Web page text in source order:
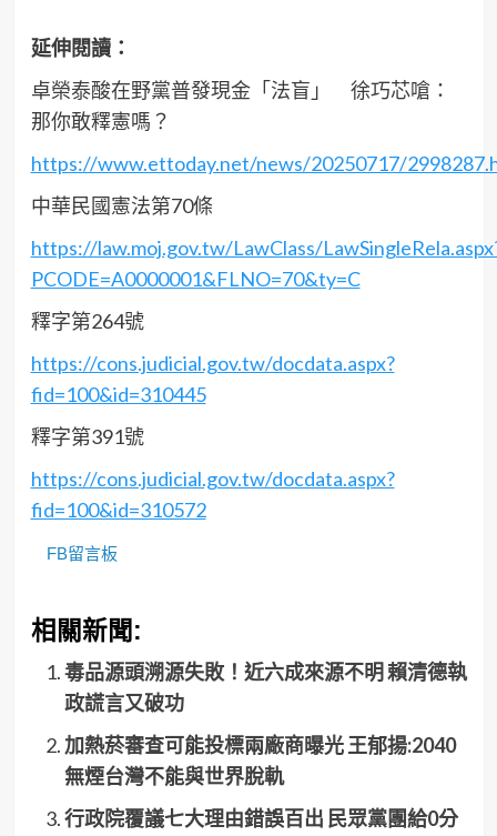
延伸閱讀：
卓榮泰酸在野黨普發現金「法盲」 徐巧芯嗆：
那你敢釋憲嗎？
https://www.ettoday.net/news/20250717/
中華民國憲法第70條
https://law.moj.gov.tw/LawClass/
PCODE=A0000001&FLNO=70&ty=C
釋字第264號
https://cons.judicial.gov.tw/docdata.aspx?
fid=100&id=310445
釋字第391號
https://cons.judicial.gov.tw/docdata.aspx?
fid=100&id=310572
FB留言板
相關新聞:
毒品源頭溯源失敗！近六成來源不明 賴清德執
政謊言又破功
加熱菸審查可能投標兩廠商曝光 王郁揚:2040
無煙台灣不能與世界脫軌
行政院覆議七大理由錯誤百出 民眾黨團給0分